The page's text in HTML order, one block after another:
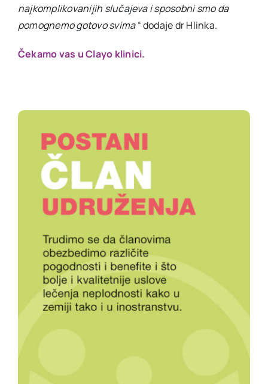
najkomplikovanijih slučajeva i sposobni smo da
pomognemo gotovo svima“ dodaje dr Hlinka.
Čekamo vas u Clayo klinici.